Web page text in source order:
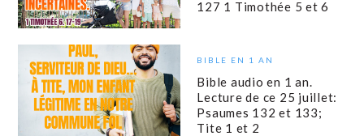
127 1 Timothée 5 et 6
BIBLE EN 1 AN
Bible audio en 1 an.
Lecture de ce 25 juillet:
Psaumes 132 et 133;
Tite 1 et 2